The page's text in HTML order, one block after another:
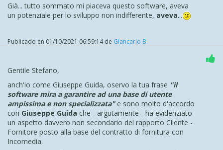
Già... tutto sommato mi piaceva questo software, aveva
un potenziale per lo sviluppo non indifferente, aveva...
Publicado en 01/10/2021 06:59:14de Giancarlo B.
Gentile Stefano,
anch'io come Giuseppe Guida, oservo la tua frase "il
software mira a garantire ad una base di utente
ampissima e non specializzata"e sono molto d'accordo
con Giuseppe Guida che - argutamente - ha evidenziato
un aspetto davvero non secondario del rapporto Cliente -
Fornitore posto alla base del contratto di fornitura con
Incomedia.